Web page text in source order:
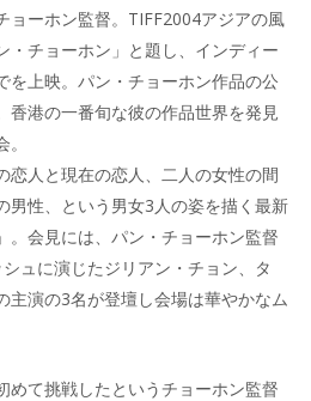
ョーホン監督。TIFF2004アジアの風
・チョーホン」と題し、インディー
を上映。パン・チョーホン作品の公
香港の一番旬な彼の作品世界を発見
人と現在の恋人、二人の女性の間
男性、という男女3人の姿を描く最新
。会見には、パン・チョーホン監督
ュに演じたジリアン・チョン、タ
主演の3名が登壇し会場は華やかなム
て挑戦したというチョーホン監督